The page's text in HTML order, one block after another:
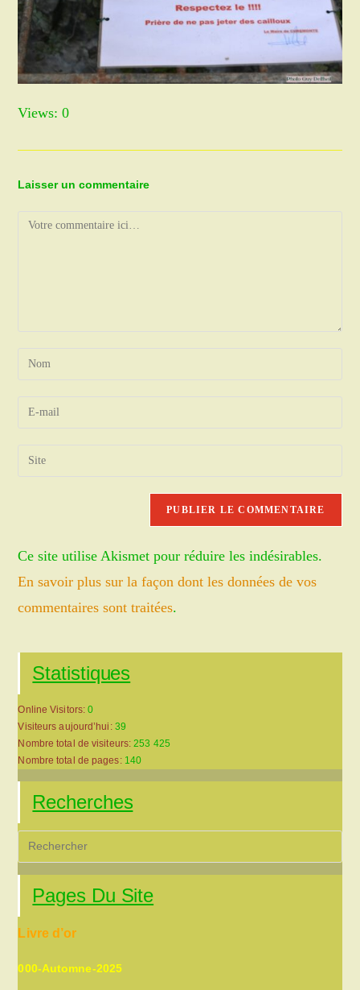
Views: 0
Laisser un commentaire
Comment
Enter
Enter
address
Saisir
(facultatif)
Ce site utilise Akismet pour réduire les indésirables.
En savoir plus sur la façon dont les données de vos
commentaires sont traitées.
Statistiques
Online Visitors:0
Visiteurs aujourd’hui: 39
Nombre total de visiteurs:253 425
Nombre total de pages: 140
Recherches
Pages Du Site
Livre d’or
000-Automne-2025